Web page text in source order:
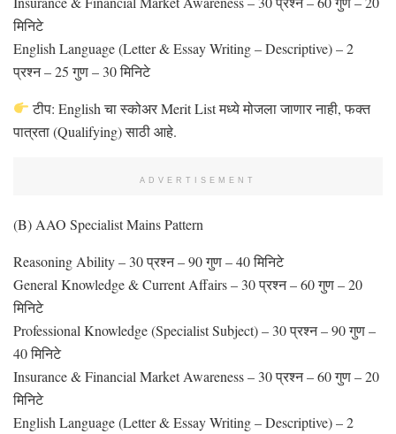
मिनिटे
English Language (Letter & Essay Writing – Descriptive) – 2
प्रश्न – 25 गुण – 30 मिनिटे
टीप: English चा स्कोअर Merit List मध्ये मोजला जाणार नाही, फक्त
पात्रता (Qualifying) साठी आहे.
ADVERTISEMENT
(B) AAO Specialist Mains Pattern
Reasoning Ability – 30 प्रश्न – 90 गुण – 40 मिनिटे
General Knowledge & Current Affairs – 30 प्रश्न – 60 गुण – 20
मिनिटे
Professional Knowledge (Specialist Subject) – 30 प्रश्न – 90 गुण –
40 मिनिटे
Insurance & Financial Market Awareness – 30 प्रश्न – 60 गुण – 20
मिनिटे
English Language (Letter & Essay Writing – Descriptive) – 2